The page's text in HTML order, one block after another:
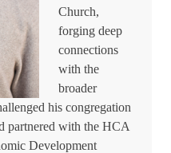
Church,
forging deep
connections
with the
broader
his congregation
partnered with the HCA
Development